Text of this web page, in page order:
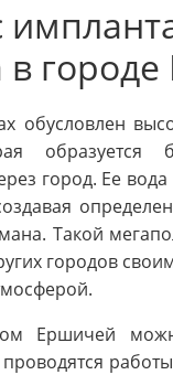
в
обусловлен
образуется
город. Ее вода
Такой
городов
Ершичей